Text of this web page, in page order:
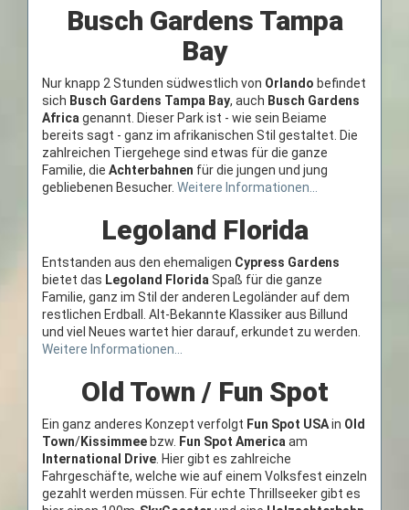
Busch Gardens Tampa
Bay
Nur knapp 2 Stunden südwestlich von Orlando befindet
sich Busch Gardens Tampa Bay, auch Busch Gardens
Africa genannt. Dieser Park ist - wie sein Beiame
bereits sagt - ganz im afrikanischen Stil gestaltet. Die
zahlreichen Tiergehege sind etwas für die ganze
Familie, die Achterbahnen für die jungen und jung
gebliebenen Besucher. Weitere Informationen...
Legoland Florida
Entstanden aus den ehemaligen Cypress Gardens
bietet das Legoland Florida Spaß für die ganze
Familie, ganz im Stil der anderen Legoländer auf dem
restlichen Erdball. Alt-Bekannte Klassiker aus Billund
und viel Neues wartet hier darauf, erkundet zu werden.
Weitere Informationen...
Old Town / Fun Spot
Ein ganz anderes Konzept verfolgt Fun Spot USAin Old
Town/Kissimmee bzw. Fun Spot America am
International Drive . Hier gibt es zahlreiche
Fahrgeschäfte, welche wie auf einem Volksfest einzeln
gezahlt werden müssen. Für echte Thrillseeker gibt es